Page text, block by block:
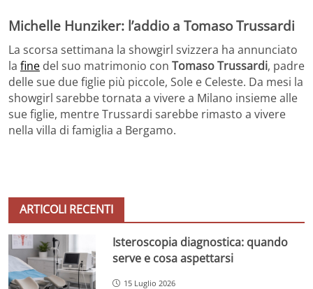
Michelle Hunziker: l’addio a Tomaso Trussardi
La scorsa settimana la showgirl svizzera ha annunciato
la fine del suo matrimonio con Tomaso Trussardi, padre
delle sue due figlie più piccole, Sole e Celeste. Da mesi la
showgirl sarebbe tornata a vivere a Milano insieme alle
sue figlie, mentre Trussardi sarebbe rimasto a vivere
nella villa di famiglia a Bergamo.
ARTICOLI RECENTI
Isteroscopia diagnostica: quando
serve e cosa aspettarsi
15 Luglio 2026